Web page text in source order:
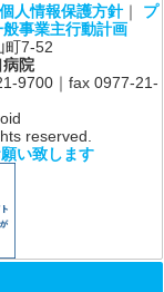
個人情報保護方針｜ プ
般事業主行動計画
7-52
院
9700｜fax 0977-21-
reserved.
い致します